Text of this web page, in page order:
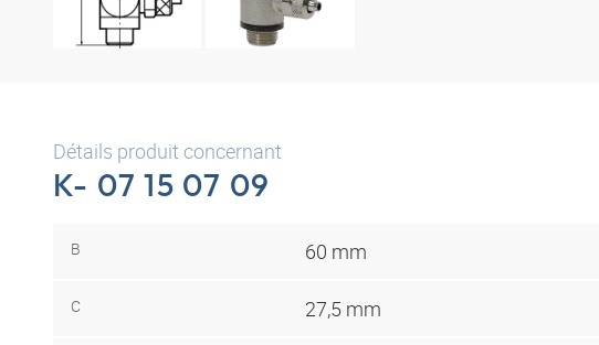
Détails produit concernant
K- 07 15 07 09
B 60 mm
C 27,5 mm